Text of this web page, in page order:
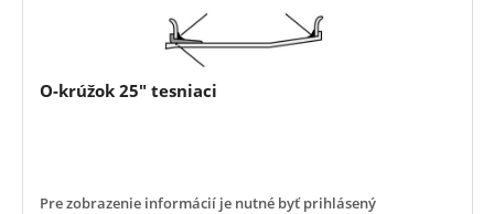
O-krúžok 25" tesniaci
Pre zobrazenie informácií je nutné byť prihlásený